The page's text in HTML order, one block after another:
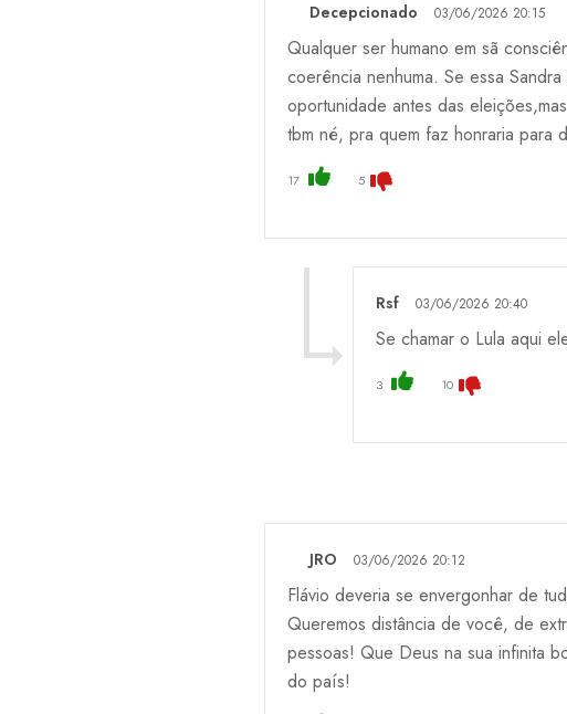
Decepcionado 03/06/2026 20:15
Qualquer ser humano em sã
coerência nenhuma. Se essa
oportunidade antes das
tbm né, pra quem faz honraria para
17 5
Rsf 03/06/2026 20:40
Se chamar o Lula aqui
3 10
JRO 03/06/2026 20:12
Flávio deveria se envergonhar de
Queremos distância de você, de
pessoas! Que Deus na sua infinita
do país!